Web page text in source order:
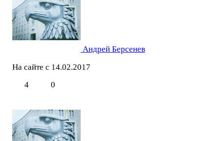
Андрей Берсенев
На сайте с 14.02.2017
4
0